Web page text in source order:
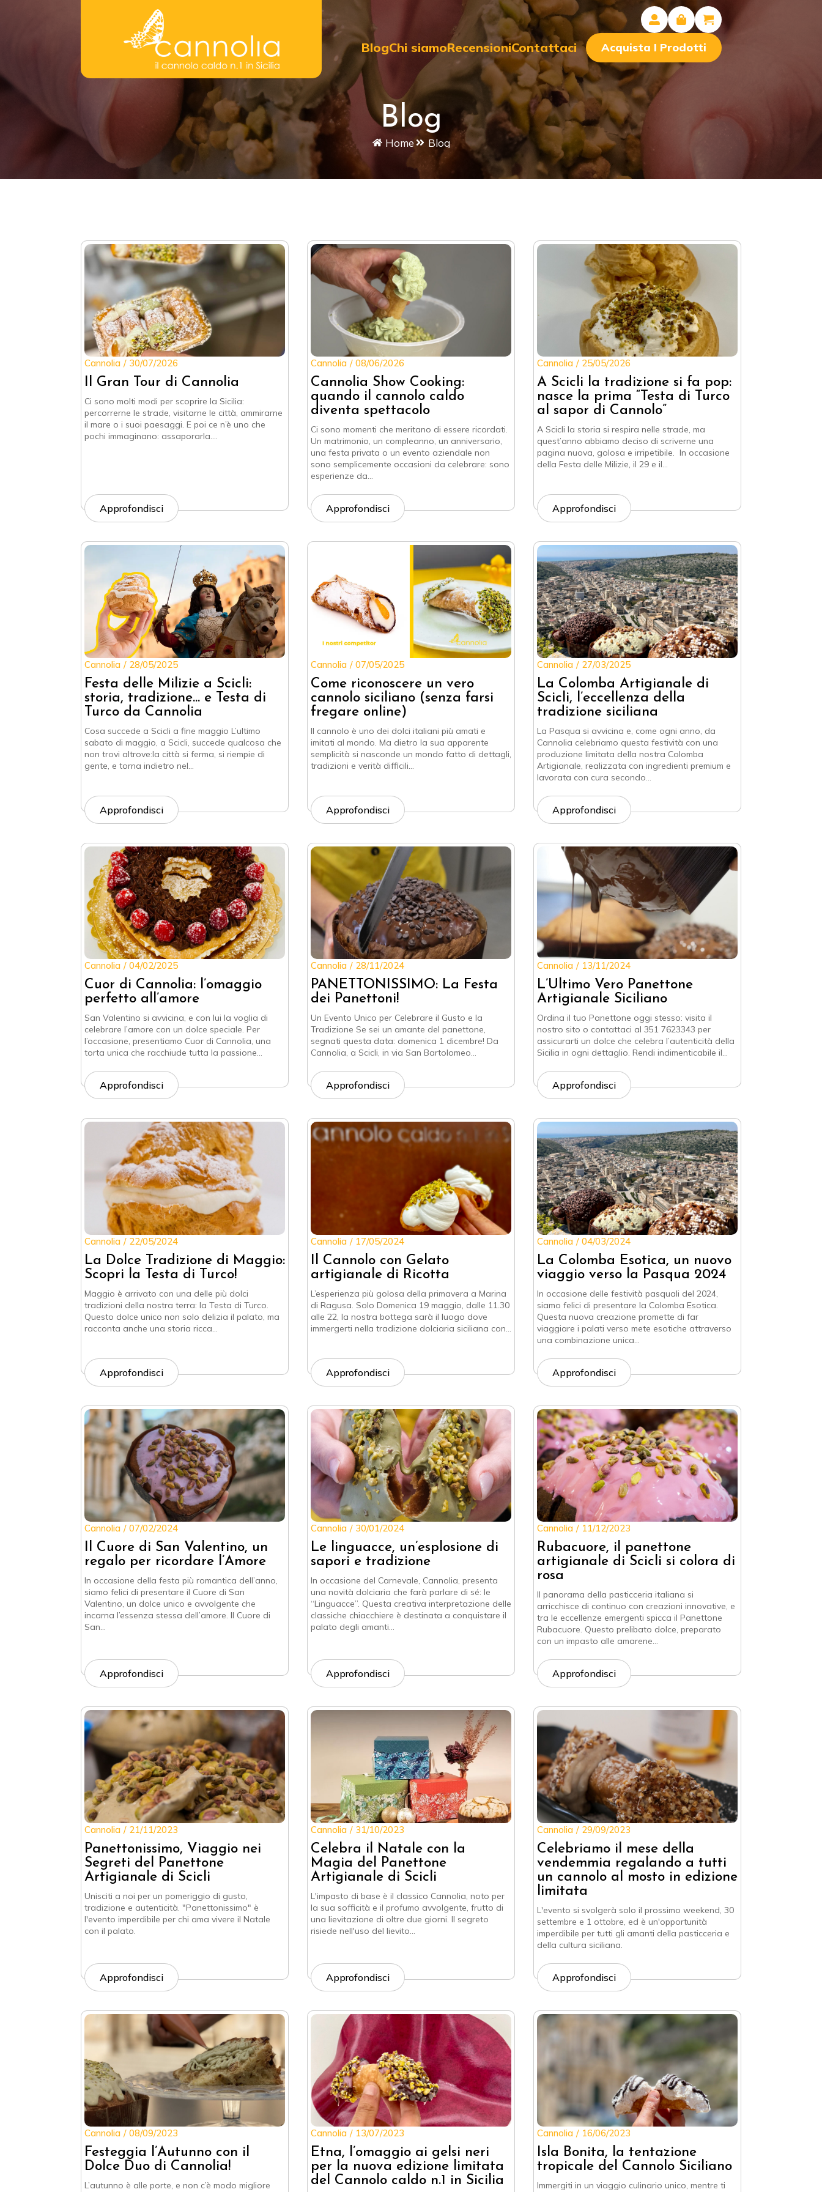
BlogChi siamoRecensioniContattaci Acquista I Prodotti
Blog
Home Blog
Il Gran Tour di Cannolia
Cannolia 30/07/2026
Ci sono molti modi per scoprire la Sicilia:
percorrerne le strade, visitarne le città, ammirarne
il mare o i suoi paesaggi. E poi ce n’è uno che
pochi immaginano: assaporarla.…
Approfondisci
Cannolia Show Cooking:
quando il cannolo caldo
diventa spettacolo
Cannolia 08/06/2026
Ci sono momenti che meritano di essere ricordati.
Un matrimonio, un compleanno, un anniversario,
una festa privata o un evento aziendale non
sono semplicemente occasioni da celebrare: sono
esperienze da…
Approfondisci
A Scicli la tradizione si fa pop:
nasce la prima “Testa di Turco
al sapor di Cannolo”
Cannolia 25/05/2026
A Scicli la storia si respira nelle strade, ma
quest’anno abbiamo deciso di scriverne una
pagina nuova, golosa e irripetibile. In occasione
della Festa delle Milizie, il 29 e il…
Approfondisci
Festa delle Milizie a Scicli:
storia, tradizione… e Testa di
Turco da Cannolia
Cannolia 28/05/2025
Cosa succede a Scicli a fine maggio L’ultimo
sabato di maggio, a Scicli, succede qualcosa che
non trovi altrove:la città si ferma, si riempie di
gente, e torna indietro nel…
Approfondisci
Come riconoscere un vero
cannolo siciliano (senza farsi
fregare online)
Cannolia 07/05/2025
Il cannolo è uno dei dolci italiani più amati e
imitati al mondo. Ma dietro la sua apparente
semplicità si nasconde un mondo fatto di dettagli,
tradizioni e verità difficili…
Approfondisci
La Colomba Artigianale di
Scicli, l’eccellenza della
tradizione siciliana
Cannolia 27/03/2025
La Pasqua si avvicina e, come ogni anno, da
Cannolia celebriamo questa festività con una
produzione limitata della nostra Colomba
Artigianale, realizzata con ingredienti premium e
lavorata con cura secondo…
Approfondisci
Cuor di Cannolia: l’omaggio
perfetto all’amore
Cannolia 04/02/2025
San Valentino si avvicina, e con lui la voglia di
celebrare l’amore con un dolce speciale. Per
l’occasione, presentiamo Cuor di Cannolia, una
torta unica che racchiude tutta la passione…
Approfondisci
PANETTONISSIMO: La Festa
dei Panettoni!
Cannolia 28/11/2024
Un Evento Unico per Celebrare il Gusto e la
Tradizione Se sei un amante del panettone,
segnati questa data: domenica 1 dicembre! Da
Cannolia, a Scicli, in via San Bartolomeo…
Approfondisci
L’Ultimo Vero Panettone
Artigianale Siciliano
Cannolia 13/11/2024
Ordina il tuo Panettone oggi stesso: visita il
nostro sito o contattaci al 351 7623343 per
assicurarti un dolce che celebra l’autenticità della
Sicilia in ogni dettaglio. Rendi indimenticabile il…
Approfondisci
La Dolce Tradizione di Maggio:
Scopri la Testa di Turco!
Cannolia 22/05/2024
Maggio è arrivato con una delle più dolci
tradizioni della nostra terra: la Testa di Turco.
Questo dolce unico non solo delizia il palato, ma
racconta anche una storia ricca…
Approfondisci
Il Cannolo con Gelato
artigianale di Ricotta
Cannolia 17/05/2024
L’esperienza più golosa della primavera a Marina
di Ragusa. Solo Domenica 19 maggio, dalle 11.30
alle 22, la nostra bottega sarà il luogo dove
immergerti nella tradizione dolciaria siciliana con…
Approfondisci
La Colomba Esotica, un nuovo
viaggio verso la Pasqua 2024
Cannolia 04/03/2024
In occasione delle festività pasquali del 2024,
siamo felici di presentare la Colomba Esotica.
Questa nuova creazione promette di far
viaggiare i palati verso mete esotiche attraverso
una combinazione unica…
Approfondisci
Il Cuore di San Valentino, un
regalo per ricordare l’Amore
Cannolia 07/02/2024
In occasione della festa più romantica dell’anno,
siamo felici di presentare il Cuore di San
Valentino, un dolce unico e avvolgente che
incarna l’essenza stessa dell’amore. Il Cuore di
San…
Approfondisci
Le linguacce, un’esplosione di
sapori e tradizione
Cannolia 30/01/2024
In occasione del Carnevale, Cannolia, presenta
una novità dolciaria che farà parlare di sé: le
“Linguacce”. Questa creativa interpretazione delle
classiche chiacchiere è destinata a conquistare il
palato degli amanti…
Approfondisci
Rubacuore, il panettone
artigianale di Scicli si colora di
rosa
Cannolia 11/12/2023
Il panorama della pasticceria italiana si
arricchisce di continuo con creazioni innovative, e
tra le eccellenze emergenti spicca il Panettone
Rubacuore. Questo prelibato dolce, preparato
con un impasto alle amarene…
Approfondisci
Panettonissimo, Viaggio nei
Segreti del Panettone
Artigianale di Scicli
Cannolia 21/11/2023
Unisciti a noi per un pomeriggio di gusto,
tradizione e autenticità. "Panettonissimo" è
l'evento imperdibile per chi ama vivere il Natale
con il palato.
Approfondisci
Celebra il Natale con la
Magia del Panettone
Artigianale di Scicli
Cannolia 31/10/2023
L'impasto di base è il classico Cannolia, noto per
la sua sofficità e il profumo avvolgente, frutto di
una lievitazione di oltre due giorni. Il segreto
risiede nell'uso del lievito…
Approfondisci
Celebriamo il mese della
vendemmia regalando a tutti
un cannolo al mosto in edizione
limitata
Cannolia 29/09/2023
L'evento si svolgerà solo il prossimo weekend, 30
settembre e 1 ottobre, ed è un'opportunità
imperdibile per tutti gli amanti della pasticceria e
della cultura siciliana.
Approfondisci
Festeggia l’Autunno con il
Dolce Duo di Cannolia!
Cannolia 08/09/2023
L’autunno è alle porte, e non c’è modo migliore
Etna, l’omaggio ai gelsi neri
per la nuova edizione limitata
del Cannolo caldo n.1 in Sicilia
Cannolia 13/07/2023
Isla Bonita, la tentazione
tropicale del Cannolo Siciliano
Cannolia 16/06/2023
Immergiti in un viaggio culinario unico, mentre ti